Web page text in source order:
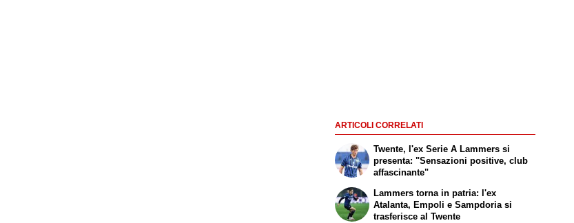
ARTICOLI CORRELATI
Twente, l'ex Serie A Lammers si
presenta: "Sensazioni positive, club
affascinante"
Lammers torna in patria: l'ex
Atalanta, Empoli e Sampdoria si
trasferisce al Twente